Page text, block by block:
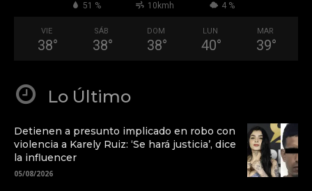
51 % 10kmh 4 %
VIE
38°
SÁB
38°
DOM
38°
LUN
40°
MAR
39°
Lo Último
Detienen a presunto implicado en robo con
violencia a Karely Ruiz: ‘Se hará justicia’, dice
la influencer
05/08/2026